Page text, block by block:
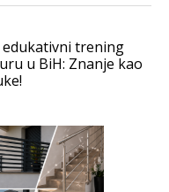
edukativni trening
u BiH: Znanje kao